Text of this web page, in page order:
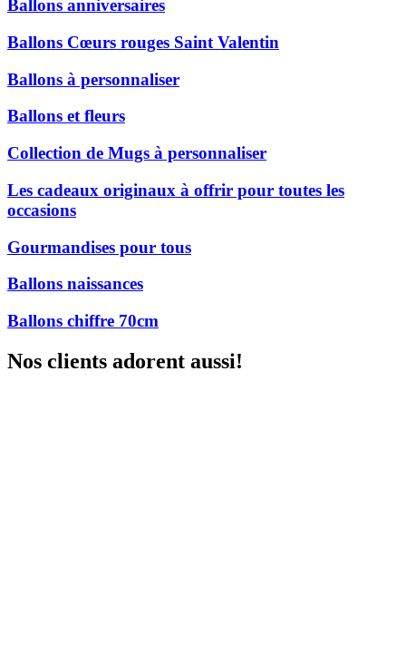
Ballons anniversaires
Ballons Cœurs rouges Saint Valentin
Ballons à personnaliser
Ballons et fleurs
Collection de Mugs à personnaliser
Les cadeaux originaux à offrir pour toutes les
occasions
Gourmandises pour tous
Ballons naissances
Ballons chiffre 70cm
Nos clients adorent aussi!